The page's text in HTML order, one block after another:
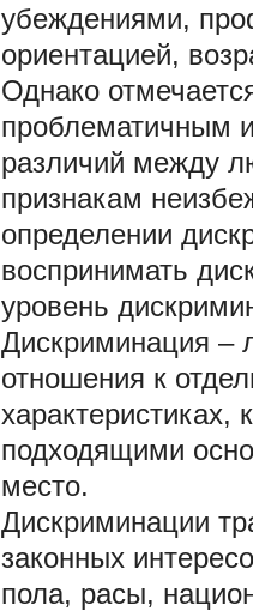
убеждениями,
ориентацией,
Однако
проблематичным
различий между
признакам
определении
воспринимать
уровень
Дискриминация –
отношения к
подходящими
место.
Дискриминации
законных
пола, расы,